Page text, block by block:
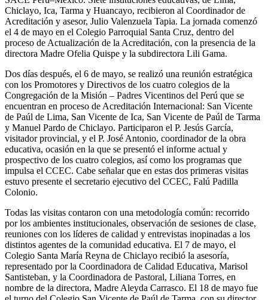
Chiclayo, Ica, Tarma y Huancayo, recibieron al Coordinador de
Acreditación y asesor, Julio Valenzuela Tapia. La jornada comenzó
el 4 de mayo en el Colegio Parroquial Santa Cruz, dentro del
proceso de Actualización de la Acreditación, con la presencia de la
directora Madre Ofelia Quispe y la subdirectora Lili Gama.
Dos días después, el 6 de mayo, se realizó una reunión estratégica
con los Promotores y Directivos de los cuatro colegios de la
Congregación de la Misión – Padres Vicentinos del Perú que se
encuentran en proceso de Acreditación Internacional: San Vicente
de Paúl de Lima, San Vicente de Ica, San Vicente de Paúl de Tarma
y Manuel Pardo de Chiclayo. Participaron el P. Jesús García,
visitador provincial, y el P. José Antonio, coordinador de la obra
educativa, ocasión en la que se presentó el informe actual y
prospectivo de los cuatro colegios, así como los programas que
impulsa el CCEC. Cabe señalar que en estas dos primeras visitas
estuvo presente el secretario ejecutivo del CCEC, Falú Padilla
Colonio.
Todas las visitas contaron con una metodología común: recorrido
por los ambientes institucionales, observación de sesiones de clase,
reuniones con los líderes de calidad y entrevistas inopinadas a los
distintos agentes de la comunidad educativa. El 7 de mayo, el
Colegio Santa María Reyna de Chiclayo recibió la asesoría,
representado por la Coordinadora de Calidad Educativa, Marisol
Santisteban, y la Coordinadora de Pastoral, Liliana Torres, en
nombre de la directora, Madre Aleyda Carrasco. El 18 de mayo fue